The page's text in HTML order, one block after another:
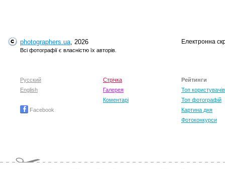
photographers.ua, 2026
Всі фотографії є власністю їх авторів.
Електронна
Русский
English
Facebook
Стрічка
Галерея
Коментарі
Рейтинги
Топ користувачів
Топ фотографій
Картина дня
Фотоконкурси